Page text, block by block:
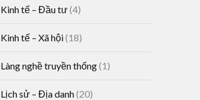
Kinh tế – Đầu tư(4)
Kinh tế – Xã hội(18)
Làng nghề truyền thống(1)
Lịch sử – Địa danh(20)